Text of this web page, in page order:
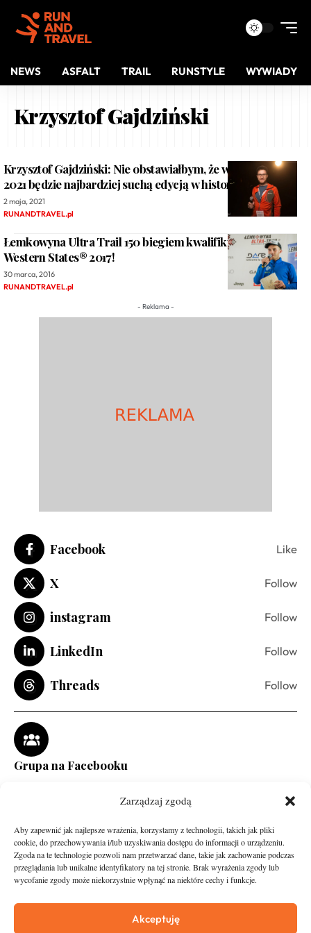
Zarządzaj zgodą
Aby zapewnić jak najlepsze wrażenia, korzystamy z technologii, takich jak pliki
cookie, do przechowywania i/lub uzyskiwania dostępu do informacji o urządzeniu.
Zgoda na te technologie pozwoli nam przetwarzać dane, takie jak zachowanie podczas
przeglądania lub unikalne identyfikatory na tej stronie. Brak wyrażenia zgody lub
wycofanie zgody może niekorzystnie wpłynąć na niektóre cechy i funkcje.
Akceptuję
NEWS ASFALT TRAIL RUNSTYLE WYWIADY
Krzysztof Gajdziński
Krzysztof Gajdziński: Nie obstawiałbym, że wiosenny ŁUT
2021 będzie najbardziej suchą edycją w historii.
2 maja, 2021
RUNANDTRAVEL.pl
Łemkowyna Ultra Trail 150 biegiem kwalifikującym na
Western States® 2017!
30 marca, 2016
RUNANDTRAVEL.pl
- Reklama -
Facebook Like
X Follow
instagram Follow
LinkedIn Follow
Threads Follow
Grupa na Facebooku
O nas